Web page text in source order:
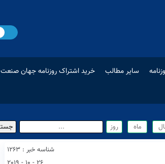
سایر مطالب
خرید اشتراک روزنامه جهان صنعت
شناسه خبر : 1263